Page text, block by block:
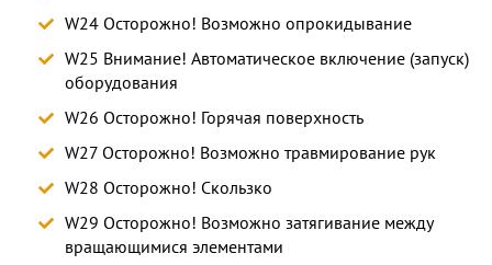
W24 Осторожно! Возможно опрокидывание
W25 Внимание! Автоматическое включение (запуск)
оборудования
W26 Осторожно! Горячая поверхность
W27 Осторожно! Возможно травмирование рук
W28 Осторожно! Скользко
W29 Осторожно! Возможно затягивание между
вращающимися элементами